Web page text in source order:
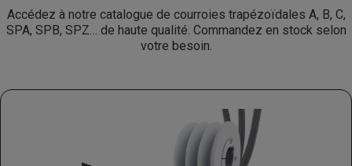
Accédez à notre catalogue de courroies trapézoïdales A, B, C,
SPA, SPB, SPZ… de haute qualité. Commandez en stock selon
votre besoin.